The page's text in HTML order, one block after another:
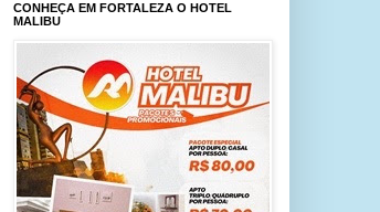
CONHEÇA EM FORTALEZA O HOTEL
MALIBU